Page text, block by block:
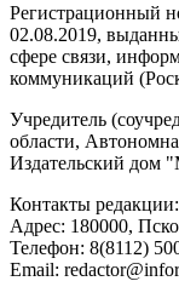
02.08.2019,
сфере связи,
коммуникаций
Учредитель
области,
Издательский
Контакты редакции:
Адреc: 180000,
Телефон: 8(8112)
Email: